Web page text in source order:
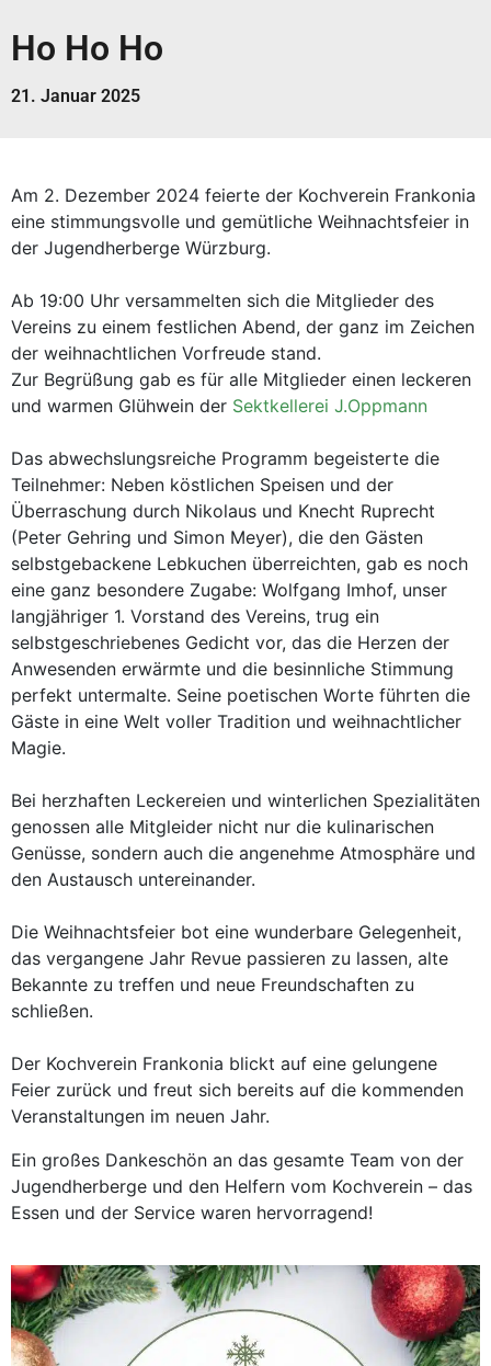
Ho Ho Ho
21. Januar 2025
Am 2. Dezember 2024 feierte der Kochverein Frankonia
eine stimmungsvolle und gemütliche Weihnachtsfeier in
der Jugendherberge Würzburg.
Ab 19:00 Uhr versammelten sich die Mitglieder des
Vereins zu einem festlichen Abend, der ganz im Zeichen
der weihnachtlichen Vorfreude stand.
Zur Begrüßung gab es für alle Mitglieder einen leckeren
und warmen Glühwein der Sektkellerei J.Oppmann
Das abwechslungsreiche Programm begeisterte die
Teilnehmer: Neben köstlichen Speisen und der
Überraschung durch Nikolaus und Knecht Ruprecht
(Peter Gehring und Simon Meyer), die den Gästen
selbstgebackene Lebkuchen überreichten, gab es noch
eine ganz besondere Zugabe: Wolfgang Imhof, unser
langjähriger 1. Vorstand des Vereins, trug ein
selbstgeschriebenes Gedicht vor, das die Herzen der
Anwesenden erwärmte und die besinnliche Stimmung
perfekt untermalte. Seine poetischen Worte führten die
Gäste in eine Welt voller Tradition und weihnachtlicher
Magie.
Bei herzhaften Leckereien und winterlichen Spezialitäten
genossen alle Mitgleider nicht nur die kulinarischen
Genüsse, sondern auch die angenehme Atmosphäre und
den Austausch untereinander.
Die Weihnachtsfeier bot eine wunderbare Gelegenheit,
das vergangene Jahr Revue passieren zu lassen, alte
Bekannte zu treffen und neue Freundschaften zu
schließen.
Der Kochverein Frankonia blickt auf eine gelungene
Feier zurück und freut sich bereits auf die kommenden
Veranstaltungen im neuen Jahr.
Ein großes Dankeschön an das gesamte Team von der
Jugendherberge und den Helfern vom Kochverein – das
Essen und der Service waren hervorragend!